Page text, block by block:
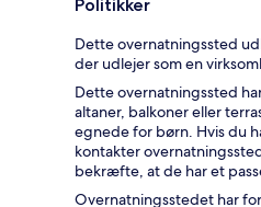
Politikker
Dette overnatningssted
der udlejer som en
Dette overnatningssted
altaner, balkoner eller
egnede for børn. Hvis du
kontakter
bekræfte, at de har et
Overnatningsstedet har